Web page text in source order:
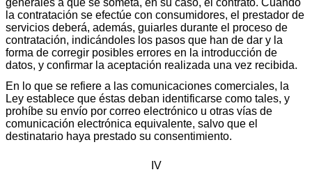
la contratación se efectúe con consumidores, el prestador de
servicios deberá, además, guiarles durante el proceso de
contratación, indicándoles los pasos que han de dar y la
forma de corregir posibles errores en la introducción de
datos, y confirmar la aceptación realizada una vez recibida.
En lo que se refiere a las comunicaciones comerciales, la
Ley establece que éstas deban identificarse como tales, y
prohíbe su envío por correo electrónico u otras vías de
comunicación electrónica equivalente, salvo que el
destinatario haya prestado su consentimiento.
IV